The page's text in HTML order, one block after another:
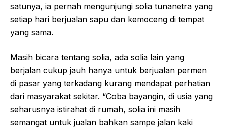
satunya, ia pernah mengunjungi solia tunanetra yang
setiap hari berjualan sapu dan kemoceng di tempat
yang sama.
Masih bicara tentang solia, ada solia lain yang
berjalan cukup jauh hanya untuk berjualan permen
di pasar yang terkadang kurang mendapat perhatian
dari masyarakat sekitar. “Coba bayangin, di usia yang
seharusnya istirahat di rumah, solia ini masih
semangat untuk jualan bahkan sampe jalan kaki